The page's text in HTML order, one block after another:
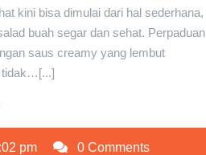
kini bisa dimulai dari hal sederhana,
buah segar dan sehat. Perpaduan
saus creamy yang lembut
tidak…[...]
pm 0 Comments